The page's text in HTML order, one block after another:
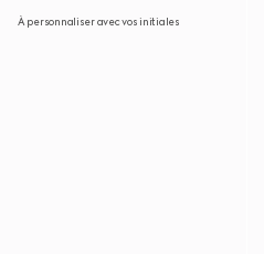
À personnaliser avec vos initiales